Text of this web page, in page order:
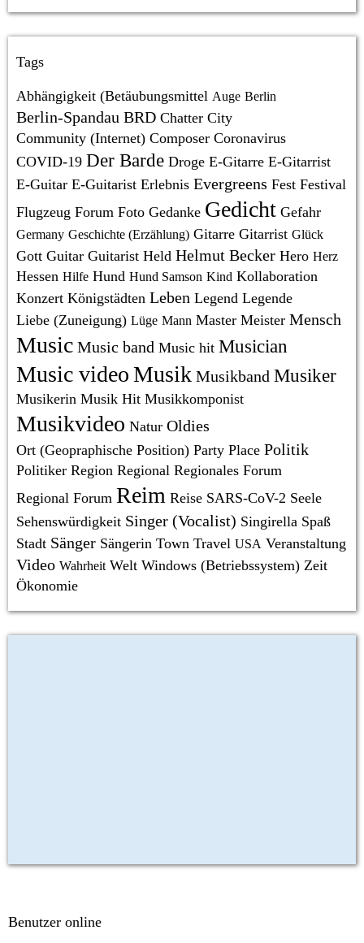
Tags
Abhängigkeit (Betäubungsmittel Auge Berlin
Berlin-Spandau BRD Chatter City
Community (Internet) Composer Coronavirus
COVID-19 Der Barde Droge E-Gitarre E-Gitarrist
E-Guitar E-Guitarist Erlebnis Evergreens Fest Festival
Flugzeug Forum Foto Gedanke Gedicht Gefahr
Germany Geschichte (Erzählung) Gitarre Gitarrist Glück
Gott Guitar Guitarist Held Helmut Becker Hero Herz
Hessen Hilfe Hund Hund Samson Kind Kollaboration
Konzert Königstädten Leben Legend Legende
Liebe (Zuneigung) Lüge Mann Master Meister Mensch
Music Music band Music hit Musician
Music videoMusik Musikband Musiker
Musikerin Musik Hit Musikkomponist
Musikvideo Natur Oldies
Ort (Geopraphische Position) Party Place Politik
Politiker Region Regional Regionales Forum
Regional Forum Reim Reise SARS-CoV-2 Seele
Sehenswürdigkeit Singer (Vocalist) Singirella Spaß
Stadt Sänger Sängerin Town Travel USA Veranstaltung
Video Wahrheit Welt Windows (Betriebssystem) Zeit
Ökonomie
Benutzer online